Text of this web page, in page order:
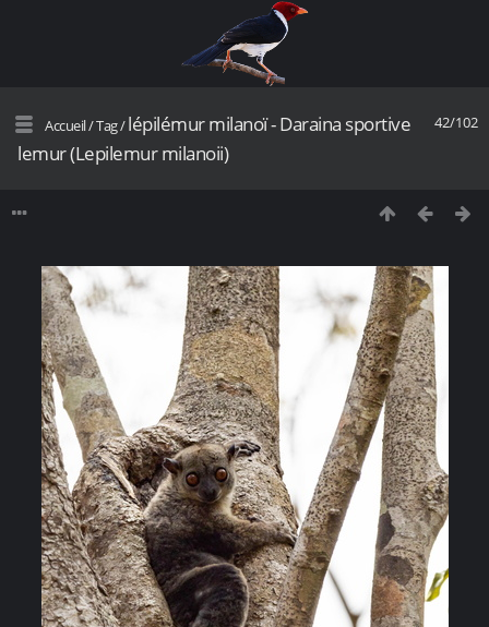
42/102
Accueil/Tag/lépilémur milanoï - Daraina sportive
lemur (Lepilemur milanoii)